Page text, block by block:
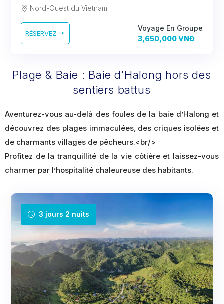
Nord-Ouest du Vietnam
RÉSERVEZ
Voyage En Groupe
3,650,000 VNĐ
Plage & Baie : Baie d'Halong hors des
sentiers battus
Aventurez-vous au-delà des foules de la baie d’Halong et
découvrez des plages immaculées, des criques isolées et
de charmants villages de pêcheurs.<br/>
Profitez de la tranquillité de la vie côtière et laissez-vous
charmer par l’hospitalité chaleureuse des habitants.
3 jours 2 nuits